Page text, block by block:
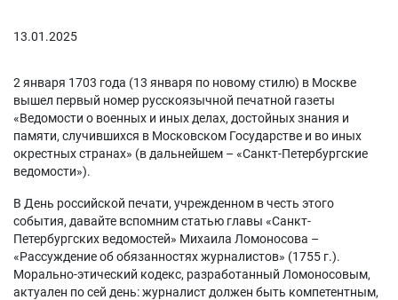
13.01.2025
2 января 1703 года (13 января по новому стилю) в Москве
вышел первый номер русскоязычной печатной газеты
«Ведомости о военных и иных делах, достойных знания и
памяти, случившихся в Московском Государстве и во иных
окрестных странах» (в дальнейшем – «Санкт-Петербургские
ведомости»).
В День российской печати, учрежденном в честь этого
события, давайте вспомним статью главы «Санкт-
Петербургских ведомостей» Михаила Ломоносова –
«Рассуждение об обязанностях журналистов» (1755 г.).
Морально-этический кодекс, разработанный Ломоносовым,
актуален по сей день: журналист должен быть компетентным,